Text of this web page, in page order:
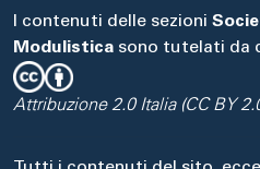
I contenuti delle sezioni
Modulistica sono tutelati da
Attribuzione 2.0 Italia (CC BY